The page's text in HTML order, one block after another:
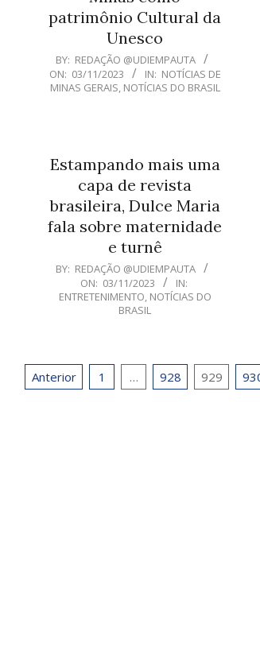
patrimônio Cultural da
Unesco
2023-
11-
03
BY: REDAÇÃO @UDIEMPAUTA
ON: 03/11/2023 IN: NOTÍCIAS DE
MINAS GERAIS, NOTÍCIAS DO BRASIL
Estampando mais uma
capa de revista
brasileira, Dulce Maria
fala sobre maternidade
e turnê
2023-
03
BY: REDAÇÃO @UDIEMPAUTA
ON: 03/11/2023
IN:
ENTRETENIMENTO, NOTÍCIAS DO
BRASIL
Paginação
Anterior 1 … 928 929